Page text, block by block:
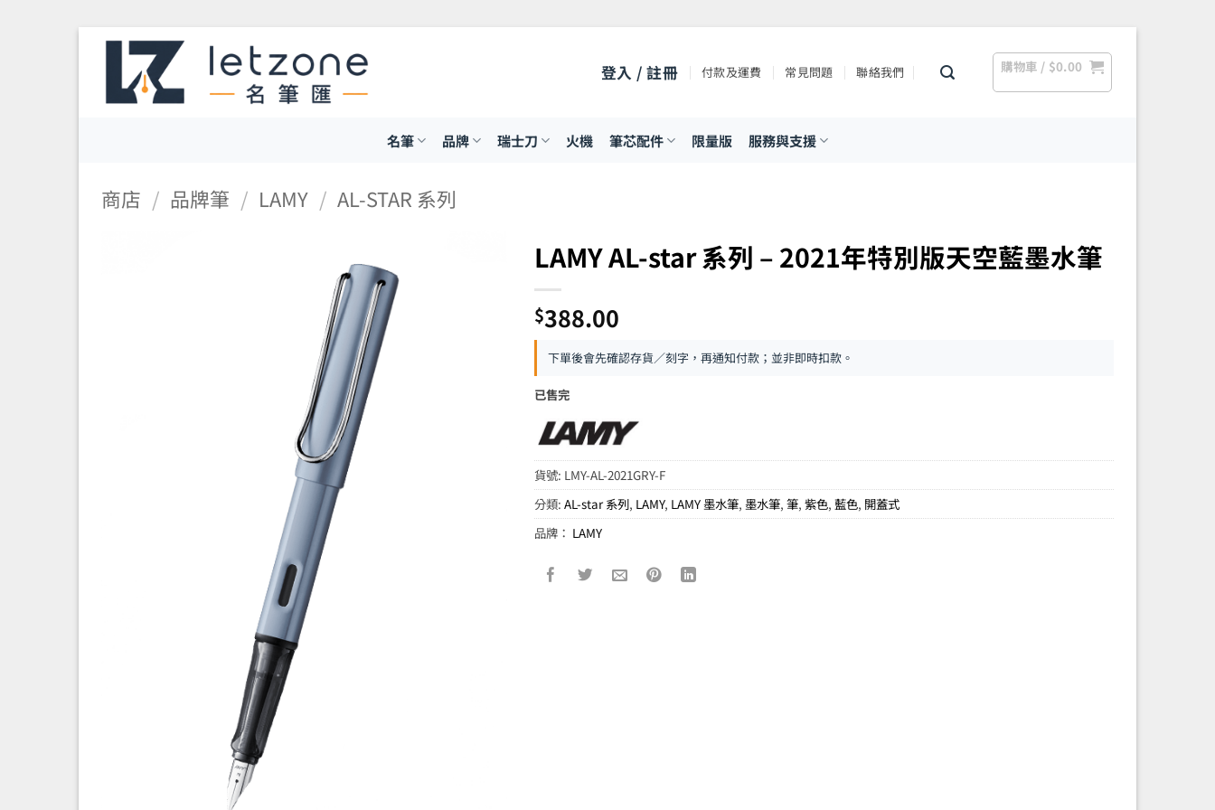
Skip
content
登入 / 註冊 付款及運費 常見問題 聯絡我們 購物車 / $0.00
名筆 品牌 瑞士刀 火機 筆芯配件 限量版 服務與支援
商店 / 品牌筆 / LAMY / AL-STAR 系列
LAMY AL-star 系列 – 2021年特別版天空藍墨水筆
$388.00
下單後會先確認存貨／刻字，再通知付款；並非即時扣款。
已售完
貨號: LMY-AL-2021GRY-F
分類:AL-star 系列, LAMY, LAMY 墨水筆,墨水筆,筆,紫色,藍色, 開蓋式
品牌： LAMY